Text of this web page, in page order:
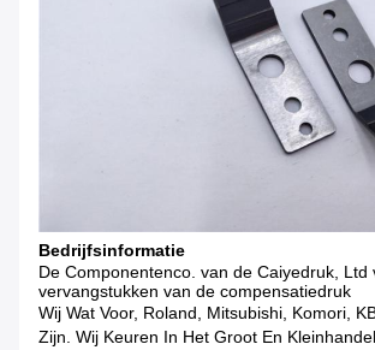
Bedrijfsinformatie
De Componentenco. van de Caiyedruk, Ltd
vervangstukken van de compensatiedruk
Wij Wat Voor, Roland, Mitsubishi, Komori,
Zijn. Wij Keuren In Het Groot En